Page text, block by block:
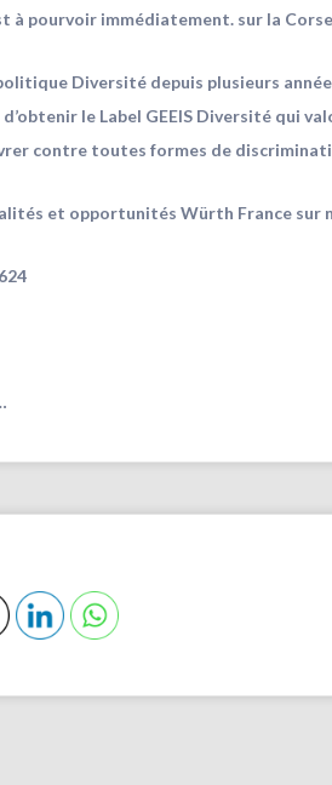
à pourvoir immédiatement. sur la
Diversité depuis plusieurs
le Label GEEIS Diversité qui
contre toutes formes de
et opportunités Würth France sur